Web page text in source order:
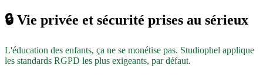
🔒 Vie privée et sécurité prises au sérieux
L'éducation des enfants, ça ne se monétise pas. Studiophel applique
les standards RGPD les plus exigeants, par défaut.